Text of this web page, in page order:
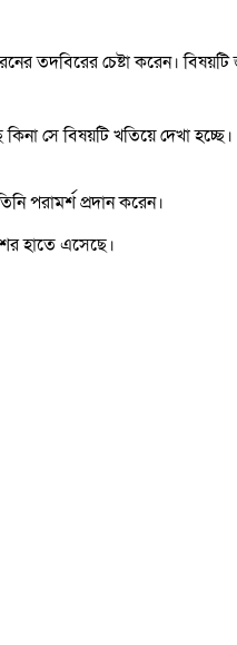
তদবিরের চেষ্টা করেন।
সে বিষয়টি খতিয়ে দেখা হচ্ছে।
পরামর্শ প্রদান করেন।
হাতে এসেছে।